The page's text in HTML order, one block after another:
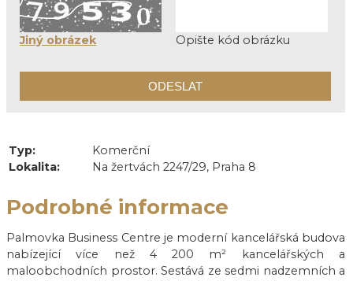
Jiný obrázek Opište kód obrázku
Typ:
Komerční
Lokalita:
Na žertvách 2247/29, Praha 8
Podrobné informace
Palmovka Business Centre je moderní kancelářská budova
nabízející více než 4 200 m² kancelářských a
maloobchodních prostor. Sestává ze sedmi nadzemních a